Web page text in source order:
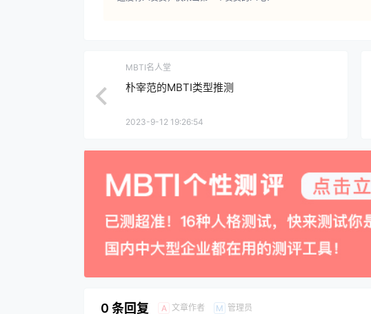
MBTI名人堂
朴宰范的MBTI类型推测
2023-9-12 19:26:54
0 条回复 A 文章作者 M 管理员